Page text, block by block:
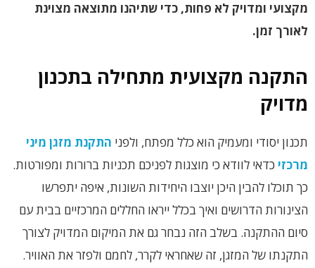
מקצועי ומדויק לא פחות, כדי שתיהנו מתוצאה מצוינת
לאורך זמן.
התקנה מקצועית מתחילה בתכנון
מדויק
תכנון יסודי ומעמיק הוא כלל מפתח, ולפני התקנת מזגן מיני
מרכזי כדאי לוודא כי מוצגות לפניכם תכניות ברורות ומפורטות.
כך תוכלו להבין היכן יוצבו היחידות השונות, איפה יתפרשו
הצינורות הדרושים ואיך בכלל ייראו החללים המרכזיים בבית עם
סיום ההתקנה. בשלב הזה נבחר גם את המיקום המדויק לצורך
התקנתו של המזגן, זה שאחראי לקרר, לחמם ולפזר את האוויר.